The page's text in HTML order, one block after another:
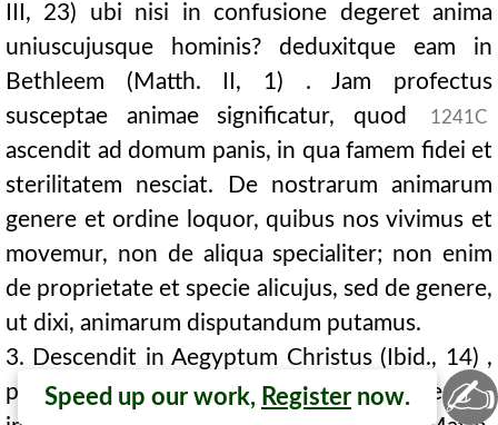
Speed up our work, Register now.
III, 23) ubi nisi in confusione degeret anima
uniuscujusque hominis? deduxitque eam in
Bethleem (Matth. II, 1) . Jam profectus
susceptae animae significatur, quod
1241C
ascendit ad domum panis, in qua famem fidei et
sterilitatem nesciat. De nostrarum animarum
genere et ordine loquor, quibus nos vivimus et
movemur, non de aliqua specialiter; non enim
de proprietate et specie alicujus, sed de genere,
ut dixi, animarum disputandum putamus.
3. Descendit in Aegyptum Christus (Ibid., 14) ,
patrocinium et ductum nostrae animae ferens,
✍